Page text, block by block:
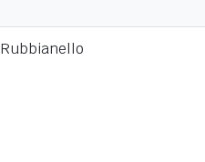
Rubbianello